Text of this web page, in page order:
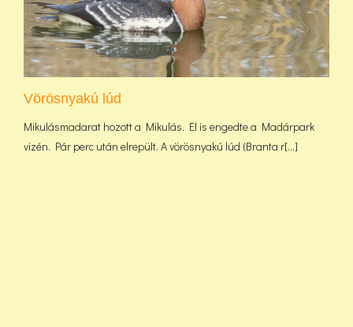
Vörösnyakú lúd
Mikulásmadarat hozott a Mikulás. El is engedte a Madárpark
vizén. Pár perc után elrepült. A vörösnyakú lúd (Branta r[...]